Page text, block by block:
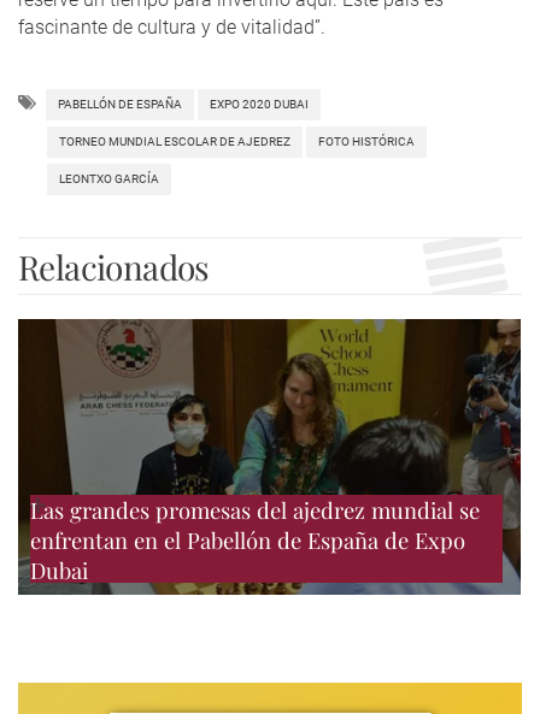
fascinante de cultura y de vitalidad”.
PABELLÓN DE ESPAÑA EXPO 2020 DUBAI
TORNEO MUNDIAL ESCOLAR DE AJEDREZ FOTO HISTÓRICA
LEONTXO GARCÍA
Relacionados
Las grandes promesas del ajedrez mundial se
enfrentan en el Pabellón de España de Expo
Dubai